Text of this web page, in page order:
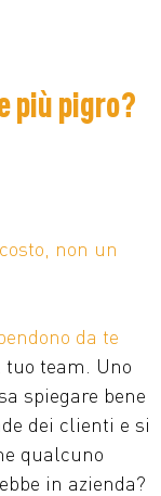
più pigro?
non un
da te
team. Uno
spiegare bene
dei clienti e si
qualcuno
in azienda?